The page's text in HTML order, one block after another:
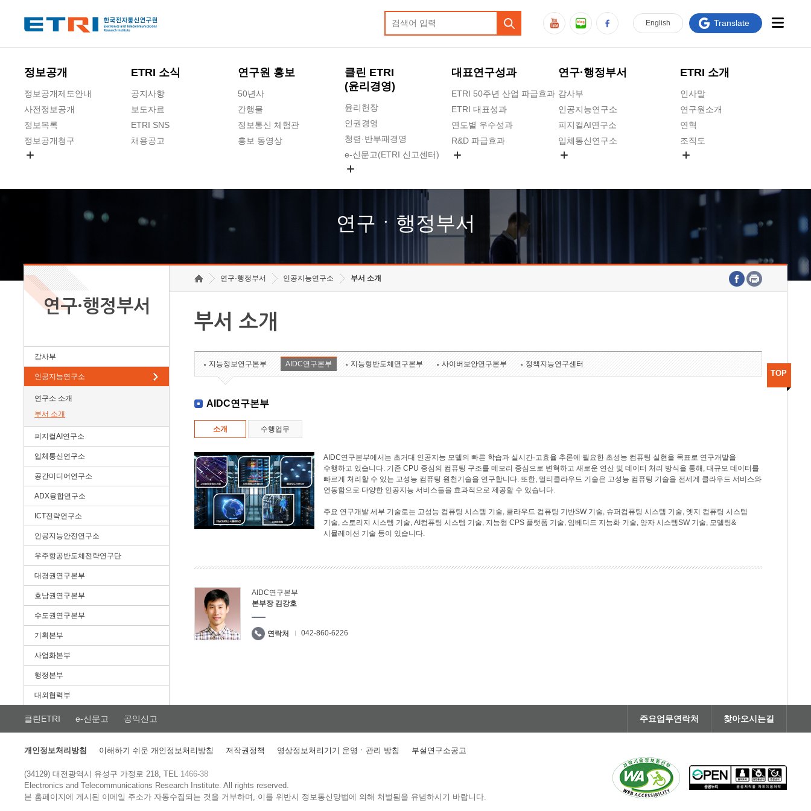
정보공개
정보공개제도안내
사전정보공개
정보목록
정보공개청구
ETRI 소식
공지사항
보도자료
ETRI SNS
채용공고
연구원 홍보
50년사
간행물
정보통신 체험관
홍보 동영상
클린 ETRI
(윤리경영)
윤리헌장
인권경영
청렴·반부패경영
e-신문고(ETRI 신고센터)
고객의소리
수의계약 현황
대표연구성과
ETRI 50주년 산업 파급효과
ETRI 대표성과
연도별 우수성과
R&D 파급효과
연구·행정부서
감사부
인공지능연구소
피지컬AI연구소
입체통신연구소
호남권연구본부
기획본부
ETRI 소개
인사말
연구원소개
연혁
조직도
연구원 고객헌장
주요업무연락처
English Translate
연구ㆍ행정부서
연구·행정부서
감사부
인공지능연구소
연구소 소개
부서 소개
피지컬AI연구소
입체통신연구소
공간미디어연구소
ADX융합연구소
ICT전략연구소
인공지능안전연구소
우주항공반도체전략연구단
대경권연구본부
호남권연구본부
수도권연구본부
기획본부
사업화본부
행정본부
대외협력부
연구·행정부서 인공지능연구소 부서 소개
부서 소개
지능정보연구본부 AIDC연구본부 지능형반도체연구본부 사이버보안연구본부 정책지능연구센터
AIDC연구본부
소개 수행업무
AIDC연구본부에서는 초거대 인공지능 모델의 빠른 학습과 실시간·고효율 추론에 필요한 초성능 컴퓨팅 실현을 목표로 연구개발을
수행하고 있습니다. 기존 CPU 중심의 컴퓨팅 구조를 메모리 중심으로 변혁하고 새로운 연산 및 데이터 처리 방식을 통해, 대규모 데이터를
빠르게 처리할 수 있는 고성능 컴퓨팅 원천기술을 연구합니다. 또한, 멀티클라우드 기술은 고성능 컴퓨팅 기술을 전세계 클라우드 서비스와
연동함으로 다양한 인공지능 서비스들을 효과적으로 제공할 수 있습니다.
주요 연구개발 세부 기술로는 고성능 컴퓨팅 시스템 기술, 클라우드 컴퓨팅 기반SW 기술, 슈퍼컴퓨팅 시스템 기술, 엣지 컴퓨팅 시스템
기술, 스토리지 시스템 기술, AI컴퓨팅 시스템 기술, 지능형 CPS 플랫폼 기술, 임베디드 지능화 기술, 양자 시스템SW 기술, 모델링&
시뮬레이션 기술 등이 있습니다.
AIDC연구본부
본부장 김강호
연락처 042-860-6226
TOP
클린ETRI e-신문고 공익신고 주요업무연락처 찾아오시는길
개인정보처리방침 이해하기 쉬운 개인정보처리방침 저작권정책 영상정보처리기기 운영ㆍ관리 방침 부설연구소공고
(34129) 대전광역시 유성구 가정로 218, TEL 1466-38
Electronics and Telecommunications Research Institute.All rights reserved.
본 홈페이지에 게시된 이메일 주소가 자동수집되는 것을 거부하며, 이를 위반시 정보통신망법에 의해 처벌됨을 유념하시기 바랍니다.